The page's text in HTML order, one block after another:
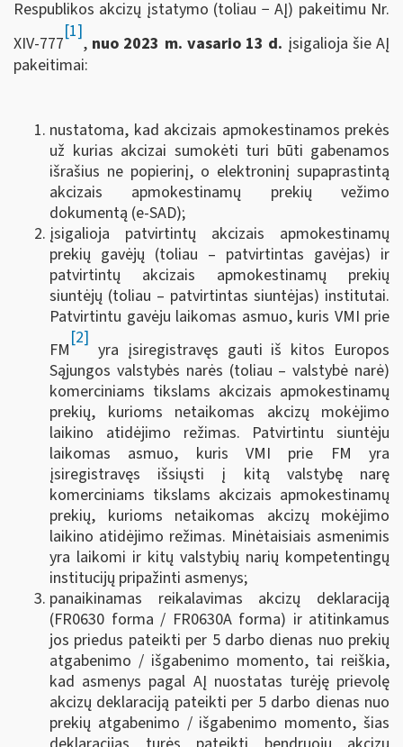
Respublikos akcizų įstatymo (toliau − AĮ) pakeitimu Nr.
XIV-777
[1]
, nuo 2023 m. vasario 13 d. įsigalioja šie AĮ
pakeitimai:
nustatoma, kad akcizais apmokestinamos prekės
už kurias akcizai sumokėti turi būti gabenamos
išrašius ne popierinį, o elektroninį supaprastintą
akcizais apmokestinamų prekių vežimo
dokumentą (e-SAD);
įsigalioja patvirtintų akcizais apmokestinamų
prekių gavėjų (toliau – patvirtintas gavėjas) ir
patvirtintų akcizais apmokestinamų prekių
siuntėjų (toliau – patvirtintas siuntėjas) institutai.
Patvirtintu gavėju laikomas asmuo, kuris VMI prie
FM
[2]
yra įsiregistravęs gauti iš kitos Europos
Sąjungos valstybės narės (toliau – valstybė narė)
komerciniams tikslams akcizais apmokestinamų
prekių, kurioms netaikomas akcizų mokėjimo
laikino atidėjimo režimas. Patvirtintu siuntėju
laikomas asmuo, kuris VMI prie FM yra
įsiregistravęs išsiųsti į kitą valstybę narę
komerciniams tikslams akcizais apmokestinamų
prekių, kurioms netaikomas akcizų mokėjimo
laikino atidėjimo režimas. Minėtaisiais asmenimis
yra laikomi ir kitų valstybių narių kompetentingų
institucijų pripažinti asmenys;
panaikinamas reikalavimas akcizų deklaraciją
(FR0630 forma / FR0630A forma) ir atitinkamus
jos priedus pateikti per 5 darbo dienas nuo prekių
atgabenimo / išgabenimo momento, tai reiškia,
kad asmenys pagal AĮ nuostatas turėję prievolę
akcizų deklaraciją pateikti per 5 darbo dienas nuo
prekių atgabenimo / išgabenimo momento, šias